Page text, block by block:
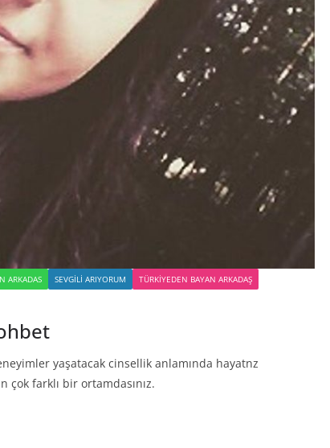
ARKADAS SEVGILI ARIYORUM TÜRKIYEDEN BAYAN ARKADAŞ
yaşatacak cinsellik anlamında hayatnz
farklı bir ortamdasınız.